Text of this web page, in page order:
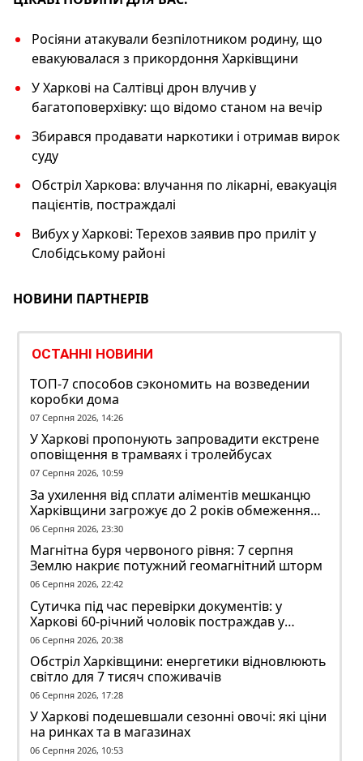
Росіяни атакували безпілотником родину, що
евакуювалася з прикордоння Харківщини
У Харкові на Салтівці дрон влучив у
багатоповерхівку: що відомо станом на вечір
Збирався продавати наркотики і отримав вирок
суду
Обстріл Харкова: влучання по лікарні, евакуація
пацієнтів, постраждалі
Вибух у Харкові: Терехов заявив про приліт у
Слобідському районі
НОВИНИ ПАРТНЕРІВ
ОСТАННІ НОВИНИ
ТОП-7 способов сэкономить на возведении
коробки дома
07 Серпня 2026, 14:26
У Харкові пропонують запровадити екстрене
оповіщення в трамваях і тролейбусах
07 Серпня 2026, 10:59
За ухилення від сплати аліментів мешканцю
Харківщини загрожує до 2 років обмеження
волі
06 Серпня 2026, 23:30
Магнітна буря червоного рівня: 7 серпня
Землю накриє потужний геомагнітний шторм
06 Серпня 2026, 22:42
Сутичка під час перевірки документів: у
Харкові 60-річний чоловік постраждав у
конфлікті з ТЦК
06 Серпня 2026, 20:38
Обстріл Харківщини: енергетики відновлюють
світло для 7 тисяч споживачів
06 Серпня 2026, 17:28
У Харкові подешевшали сезонні овочі: які ціни
на ринках та в магазинах
06 Серпня 2026, 10:53